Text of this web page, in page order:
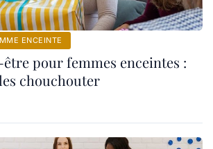
ENCEINTE
pour femmes enceintes :
chouchouter